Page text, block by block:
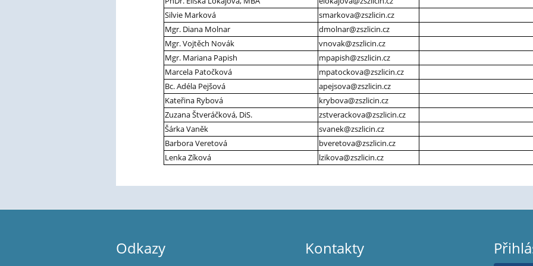
Silvie Marková
smarkova@zszlicin.cz
Mgr. Diana Molnar
dmolnar@zszlicin.cz
Mgr. Vojtěch Novák
vnovak@zszlicin.cz
Mgr. Mariana Papish
mpapish@zszlicin.cz
Marcela Patočková
mpatockova@zszlicin.cz
Bc. Adéla Pejšová
apejsova@zszlicin.cz
Kateřina Rybová
krybova@zszlicin.cz
Zuzana Štveráčková, DiS.
zstverackova@zszlicin.cz
Šárka Vaněk
svanek@zszlicin.cz
Barbora Veretová
bveretova@zszlicin.cz
Lenka Zíková
lzikova@zszlicin.cz
Odkazy Kontakty